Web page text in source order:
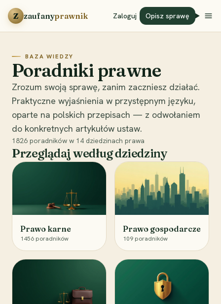
Przejdź do treści
Z zaufanyprawnik Zaloguj Opisz sprawę
BAZA WIEDZY
Poradniki prawne
Zrozum swoją sprawę, zanim zaczniesz działać.
Praktyczne wyjaśnienia w przystępnym języku,
oparte na polskich przepisach — z odwołaniem
do konkretnych artykułów ustaw.
1826 poradników w 14 dziedzinach prawa
Przeglądaj według dziedziny
Prawo karne
1456 poradników
Prawo gospodarcze
109 poradników